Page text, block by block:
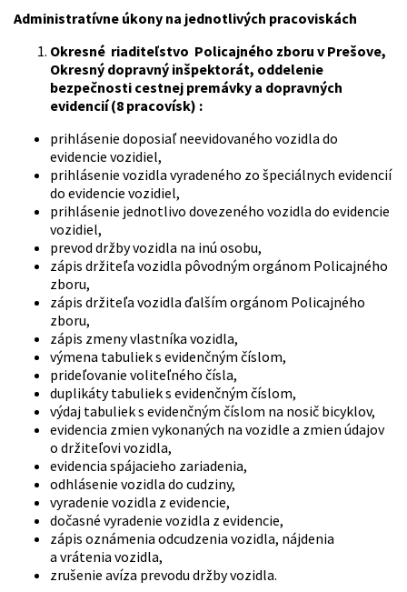
Administratívne úkony na jednotlivých pracoviskách
Okresné riaditeľstvo Policajného zboru v Prešove,
Okresný dopravný inšpektorát, oddelenie
bezpečnosti cestnej premávky a dopravných
evidencií (8 pracovísk) :
prihlásenie doposiaľ neevidovaného vozidla do
evidencie vozidiel,
prihlásenie vozidla vyradeného zo špeciálnych evidencií
do evidencie vozidiel,
prihlásenie jednotlivo dovezeného vozidla do evidencie
vozidiel,
prevod držby vozidla na inú osobu,
zápis držiteľa vozidla pôvodným orgánom Policajného
zboru,
zápis držiteľa vozidla ďalším orgánom Policajného
zboru,
zápis zmeny vlastníka vozidla,
výmena tabuliek s evidenčným číslom,
prideľovanie voliteľného čísla,
duplikáty tabuliek s evidenčným číslom,
výdaj tabuliek s evidenčným číslom na nosič bicyklov,
evidencia zmien vykonaných na vozidle a zmien údajov
o držiteľovi vozidla,
evidencia spájacieho zariadenia,
odhlásenie vozidla do cudziny,
vyradenie vozidla z evidencie,
dočasné vyradenie vozidla z evidencie,
zápis oznámenia odcudzenia vozidla, nájdenia
a vrátenia vozidla,
zrušenie avíza prevodu držby vozidla.